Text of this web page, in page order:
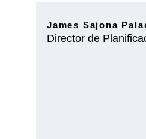
James Sajona
Director de